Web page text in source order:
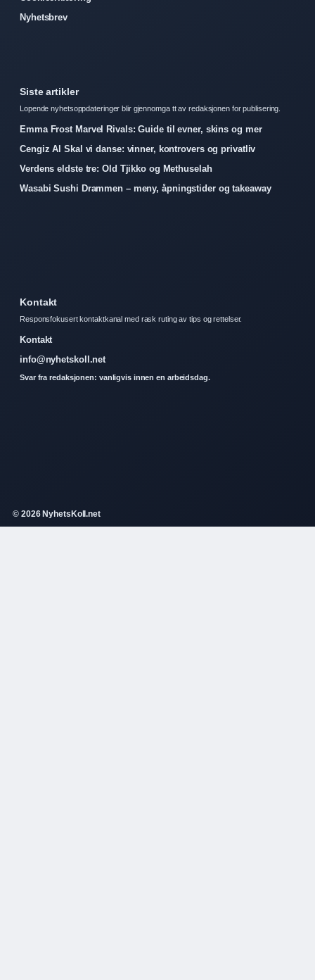
Nyhetsbrev
Siste artikler
Lopende nyhetsoppdateringer blir gjennomga tt av redaksjonen for publisering.
Emma Frost Marvel Rivals: Guide til evner, skins og mer
Cengiz Al Skal vi danse: vinner, kontrovers og privatliv
Verdens eldste tre: Old Tjikko og Methuselah
Wasabi Sushi Drammen – meny, åpningstider og takeaway
Kontakt
Responsfokusert kontaktkanal med rask ruting av tips og rettelser.
Kontakt
info@nyhetskoll.net
Svar fra redaksjonen: vanligvis innen en arbeidsdag.
© 2026 NyhetsKoll.net